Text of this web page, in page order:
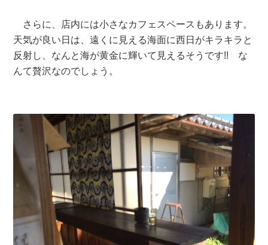
さらに、店内には小さなカフェスペースもあります。
天気が良い日は、遠くに見える海面に西日がキラキラと
反射し、なんと海が黄金に輝いて見えるそうです!! な
んて贅沢なのでしょう。